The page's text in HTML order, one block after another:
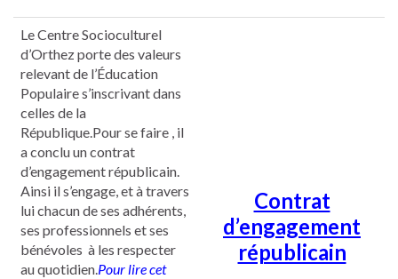
Le Centre Socioculturel
d’Orthez porte des valeurs
relevant de l’Éducation
Populaire s’inscrivant dans
celles de la
République.Pour se faire , il
a conclu un contrat
d’engagement républicain.
Ainsi il s’engage, et à travers
lui chacun de ses adhérents,
ses professionnels et ses
bénévoles à les respecter
au quotidien.Pour lire cet
Contrat
d’engagement
républicain